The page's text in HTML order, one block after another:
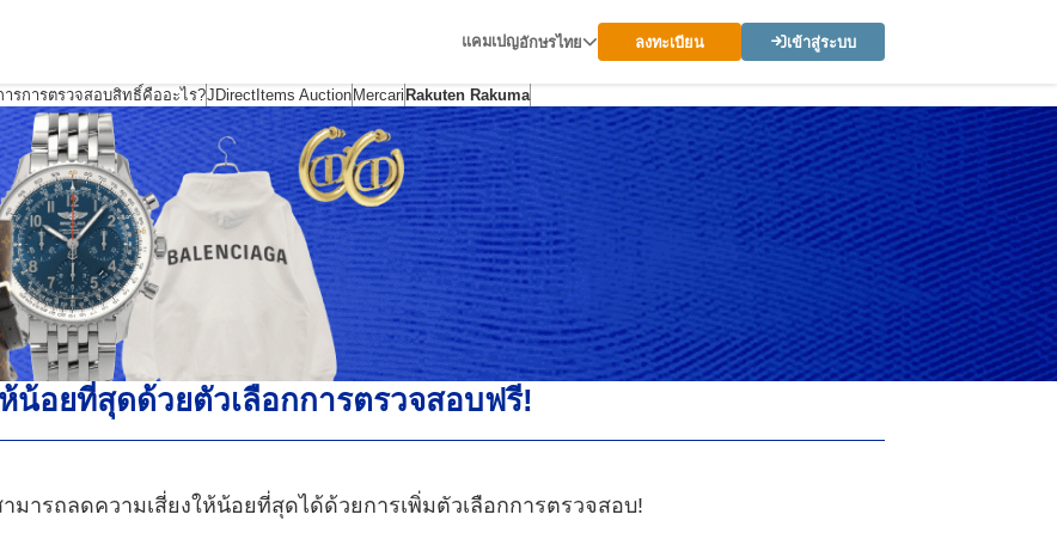
แคมเปญอักษรไทย ลงทะเบียน เข้าสู่ระบบ
ารการตรวจสอบสิทธิ์คืออะไร?JDirectItems Auction Mercari Rakuten Rakuma
น้อยที่สุดด้วยตัวเลือกการตรวจสอบฟรี!
ารถลดความเสี่ยงให้น้อยที่สุดได้ด้วยการเพิ่มตัวเลือกการตรวจสอบ!